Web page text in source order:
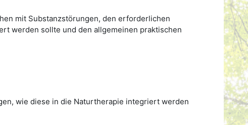
mit Substanzstörungen, den erforderlichen
werden sollte und den allgemeinen praktischen
wie diese in die Naturtherapie integriert werden